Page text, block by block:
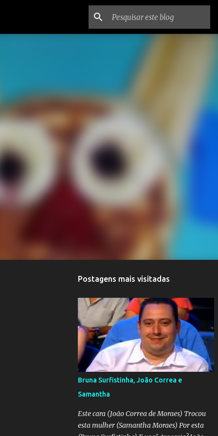
Postagens mais visitadas
Bruna Surfistinha, João Correa e
Samantha
Este cara (João Correa de Moraes) Trocou
esta mulher (Samantha Moraes) Por esta